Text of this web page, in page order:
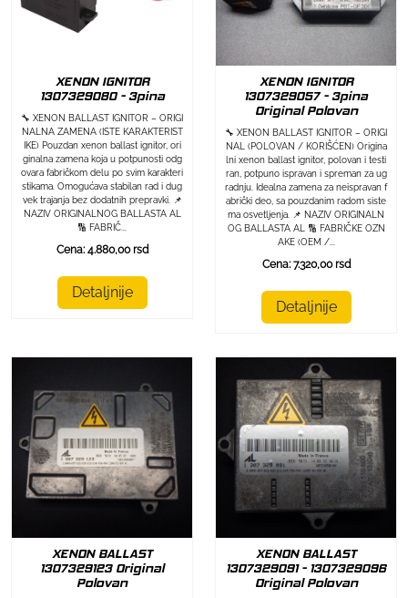
XENON IGNITOR
1307329080 - 3pina
🔧 XENON BALLAST IGNITOR – ORIGI
NALNA ZAMENA (ISTE KARAKTERIST
IKE) Pouzdan xenon ballast ignitor, ori
ginalna zamena koja u potpunosti odg
ovara fabričkom delu po svim karakteri
stikama. Omogućava stabilan rad i dug
vek trajanja bez dodatnih prepravki. 📌
NAZIV ORIGINALNOG BALLASTA AL
🔢 FABRIČ...
Cena: 4.880,00 rsd
Detaljnije
XENON IGNITOR
1307329057 - 3pina
Original Polovan
🔧 XENON BALLAST IGNITOR – ORIGI
NAL (POLOVAN / KORIŠĆEN) Origina
lni xenon ballast ignitor, polovan i testi
ran, potpuno ispravan i spreman za ug
radnju. Idealna zamena za neispravan f
abrički deo, sa pouzdanim radom siste
ma osvetljenja. 📌 NAZIV ORIGINALN
OG BALLASTA AL 🔢 FABRIČKE OZN
AKE (OEM /...
Cena: 7.320,00 rsd
Detaljnije
XENON BALLAST
1307329123 Original
Polovan
XENON BALLAST
1307329091 - 1307329096
Original Polovan